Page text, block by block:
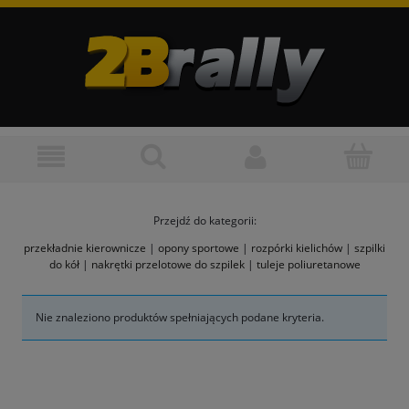
Przejdź do kategorii:
przekładnie kierownicze | opony sportowe | rozpórki kielichów | szpilki
do kół| nakrętki przelotowe do szpilek| tuleje poliuretanowe
Nie znaleziono produktów spełniających podane kryteria.